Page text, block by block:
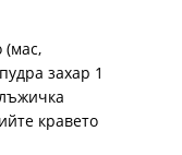
(мас,
захар 1
кравето